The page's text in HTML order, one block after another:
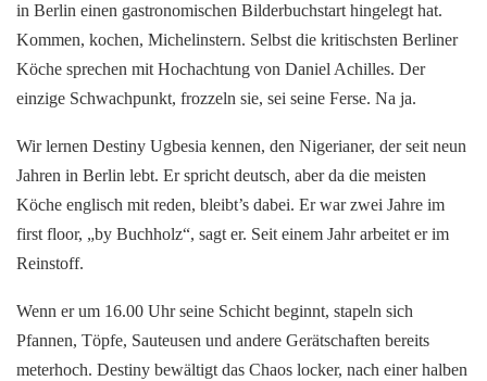
in Berlin einen gastronomischen Bilderbuchstart hingelegt hat.
Kommen, kochen, Michelinstern. Selbst die kritischsten Berliner
Köche sprechen mit Hochachtung von Daniel Achilles. Der
einzige Schwachpunkt, frozzeln sie, sei seine Ferse. Na ja.
Wir lernen Destiny Ugbesia kennen, den Nigerianer, der seit neun
Jahren in Berlin lebt. Er spricht deutsch, aber da die meisten
Köche englisch mit reden, bleibt’s dabei. Er war zwei Jahre im
first floor, „by Buchholz“, sagt er. Seit einem Jahr arbeitet er im
Reinstoff.
Wenn er um 16.00 Uhr seine Schicht beginnt, stapeln sich
Pfannen, Töpfe, Sauteusen und andere Gerätschaften bereits
meterhoch. Destiny bewältigt das Chaos locker, nach einer halben